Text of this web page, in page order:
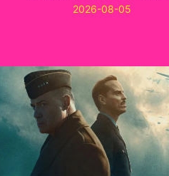
2026-08-05